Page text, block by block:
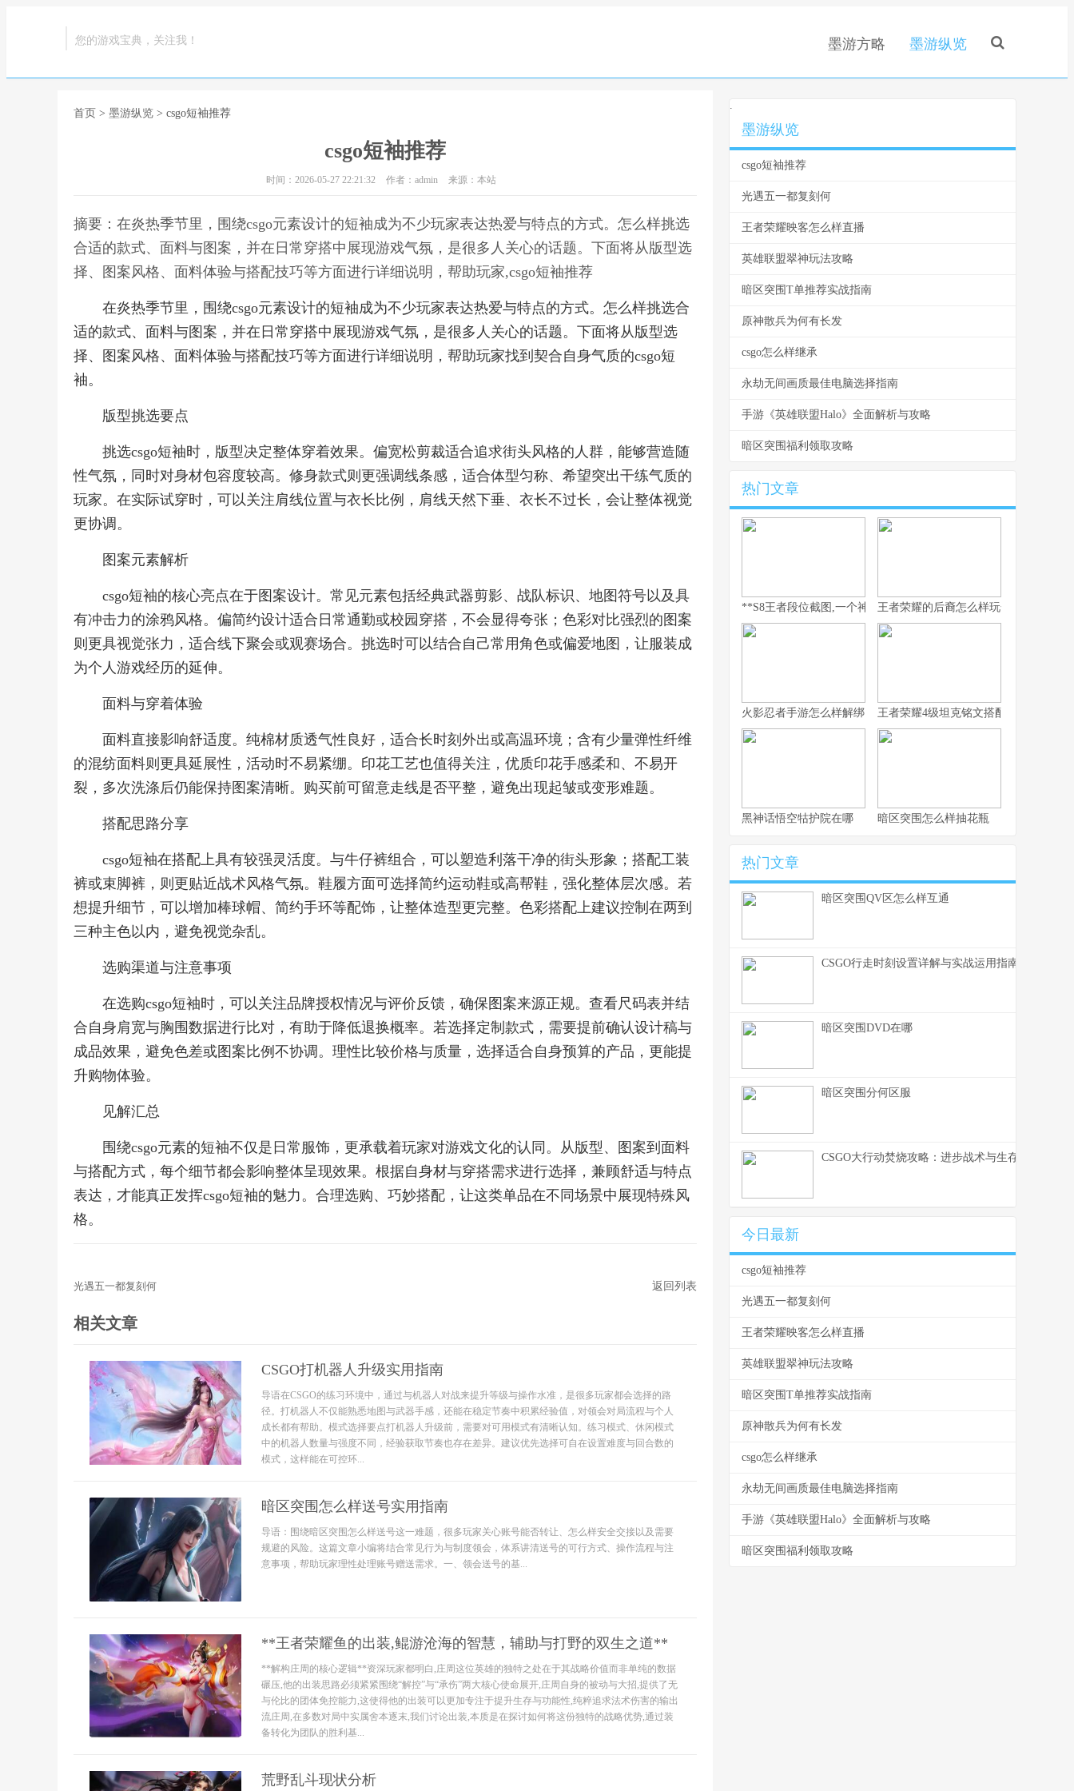
您的游戏宝典，关注我！ 墨游方略 墨游纵览
首页 > 墨游纵览 > csgo短袖推荐
csgo短袖推荐
时间：2026-05-27 22:21:32 作者：admin 来源：本站
摘要：在炎热季节里，围绕csgo元素设计的短袖成为不少玩家表达热爱与特点的方式。怎么样挑选
合适的款式、面料与图案，并在日常穿搭中展现游戏气氛，是很多人关心的话题。下面将从版型选
择、图案风格、面料体验与搭配技巧等方面进行详细说明，帮助玩家,csgo短袖推荐
在炎热季节里，围绕csgo元素设计的短袖成为不少玩家表达热爱与特点的方式。怎么样挑选合
适的款式、面料与图案，并在日常穿搭中展现游戏气氛，是很多人关心的话题。下面将从版型选
择、图案风格、面料体验与搭配技巧等方面进行详细说明，帮助玩家找到契合自身气质的csgo短
袖。
版型挑选要点
挑选csgo短袖时，版型决定整体穿着效果。偏宽松剪裁适合追求街头风格的人群，能够营造随
性气氛，同时对身材包容度较高。修身款式则更强调线条感，适合体型匀称、希望突出干练气质的
玩家。在实际试穿时，可以关注肩线位置与衣长比例，肩线天然下垂、衣长不过长，会让整体视觉
更协调。
图案元素解析
csgo短袖的核心亮点在于图案设计。常见元素包括经典武器剪影、战队标识、地图符号以及具
有冲击力的涂鸦风格。偏简约设计适合日常通勤或校园穿搭，不会显得夸张；色彩对比强烈的图案
则更具视觉张力，适合线下聚会或观赛场合。挑选时可以结合自己常用角色或偏爱地图，让服装成
为个人游戏经历的延伸。
面料与穿着体验
面料直接影响舒适度。纯棉材质透气性良好，适合长时刻外出或高温环境；含有少量弹性纤维
的混纺面料则更具延展性，活动时不易紧绷。印花工艺也值得关注，优质印花手感柔和、不易开
裂，多次洗涤后仍能保持图案清晰。购买前可留意走线是否平整，避免出现起皱或变形难题。
搭配思路分享
csgo短袖在搭配上具有较强灵活度。与牛仔裤组合，可以塑造利落干净的街头形象；搭配工装
裤或束脚裤，则更贴近战术风格气氛。鞋履方面可选择简约运动鞋或高帮鞋，强化整体层次感。若
想提升细节，可以增加棒球帽、简约手环等配饰，让整体造型更完整。色彩搭配上建议控制在两到
三种主色以内，避免视觉杂乱。
选购渠道与注意事项
在选购csgo短袖时，可以关注品牌授权情况与评价反馈，确保图案来源正规。查看尺码表并结
合自身肩宽与胸围数据进行比对，有助于降低退换概率。若选择定制款式，需要提前确认设计稿与
成品效果，避免色差或图案比例不协调。理性比较价格与质量，选择适合自身预算的产品，更能提
升购物体验。
见解汇总
围绕csgo元素的短袖不仅是日常服饰，更承载着玩家对游戏文化的认同。从版型、图案到面料
与搭配方式，每个细节都会影响整体呈现效果。根据自身材与穿搭需求进行选择，兼顾舒适与特点
表达，才能真正发挥csgo短袖的魅力。合理选购、巧妙搭配，让这类单品在不同场景中展现特殊风
格。
光遇五一都复刻何 返回列表
相关文章
CSGO打机器人升级实用指南
导语在CSGO的练习环境中，通过与机器人对战来提升等级与操作水准，是很多玩家都会选择的路
径。打机器人不仅能熟悉地图与武器手感，还能在稳定节奏中积累经验值，对领会对局流程与个人
成长都有帮助。模式选择要点打机器人升级前，需要对可用模式有清晰认知。练习模式、休闲模式
中的机器人数量与强度不同，经验获取节奏也存在差异。建议优先选择可自在设置难度与回合数的
模式，这样能在可控环...
暗区突围怎么样送号实用指南
导语：围绕暗区突围怎么样送号这一难题，很多玩家关心账号能否转让、怎么样安全交接以及需要
规避的风险。这篇文章小编将结合常见行为与制度领会，体系讲清送号的可行方式、操作流程与注
意事项，帮助玩家理性处理账号赠送需求。一、领会送号的基...
**王者荣耀鱼的出装,鲲游沧海的智慧，辅助与打野的双生之道**
**解构庄周的核心逻辑**资深玩家都明白,庄周这位英雄的独特之处在于其战略价值而非单纯的数据
碾压,他的出装思路必须紧紧围绕“解控”与“承伤”两大核心使命展开,庄周自身的被动与大招,提供了无
与伦比的团体免控能力,这使得他的出装可以更加专注于提升生存与功能性,纯粹追求法术伤害的输出
流庄周,在多数对局中实属舍本逐末,我们讨论出装,本质是在探讨如何将这份独特的战略优势,通过装
备转化为团队的胜利基...
荒野乱斗现状分析
.
墨游纵览
csgo短袖推荐
光遇五一都复刻何
王者荣耀映客怎么样直播
英雄联盟翠神玩法攻略
暗区突围T单推荐实战指南
原神散兵为何有长发
csgo怎么样继承
永劫无间画质最佳电脑选择指南
手游《英雄联盟Halo》全面解析与攻略
暗区突围福利领取攻略
热门文章
**S8王者段位截图,一个神话的永恒见证**王者荣耀的后裔怎么样玩全流程解析
火影忍者手游怎么样解绑 王者荣耀4级坦克铭文搭配与实战思路
黑神话悟空牯护院在哪 暗区突围怎么样抽花瓶
热门文章
暗区突围QV区怎么样互通
CSGO行走时刻设置详解与实战运用指南
暗区突围DVD在哪
暗区突围分何区服
CSGO大行动焚烧攻略：进步战术与生存能力的技巧
今日最新
csgo短袖推荐
光遇五一都复刻何
王者荣耀映客怎么样直播
英雄联盟翠神玩法攻略
暗区突围T单推荐实战指南
原神散兵为何有长发
csgo怎么样继承
永劫无间画质最佳电脑选择指南
手游《英雄联盟Halo》全面解析与攻略
暗区突围福利领取攻略